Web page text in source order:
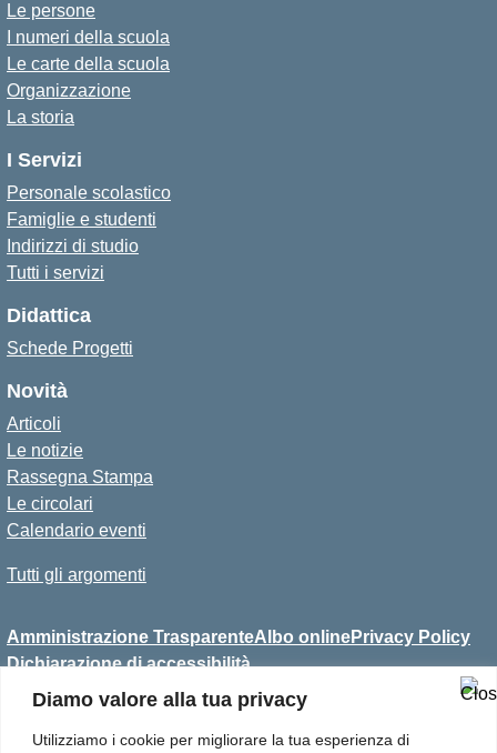
Diamo valore alla tua privacy
Utilizziamo i cookie per migliorare la tua esperienza di
Le persone
I numeri della scuola
Le carte della scuola
Organizzazione
La storia
I Servizi
Personale scolastico
Famiglie e studenti
Indirizzi di studio
Tutti i servizi
Didattica
Schede Progetti
Novità
Articoli
Le notizie
Rassegna Stampa
Le circolari
Calendario eventi
Tutti gli argomenti
Amministrazione TrasparenteAlbo onlinePrivacy Policy
Dichiarazione di accessibilità